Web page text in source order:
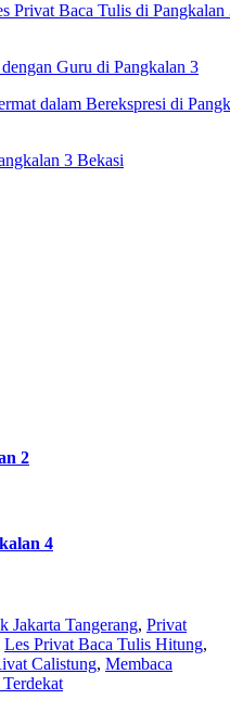
Privat Baca Tulis di Pangkalan
Guru di Pangkalan 3
dalam Berekspresi di
3 Bekasi
2
4
Jakarta Tangerang, Privat
Les Privat Baca Tulis Hitung,
Calistung, Membaca